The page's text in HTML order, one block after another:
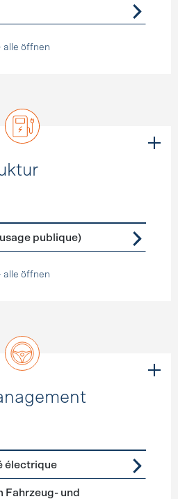
alle öffnen
publique)
alle öffnen
électrique
Fahrzeug- und